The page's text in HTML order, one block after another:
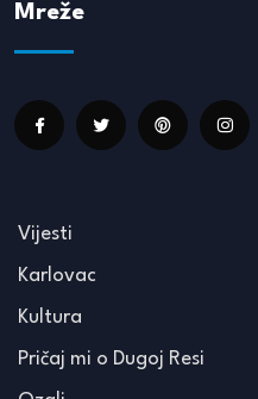
Mreže
Vijesti
Karlovac
Kultura
Pričaj mi o Dugoj Resi